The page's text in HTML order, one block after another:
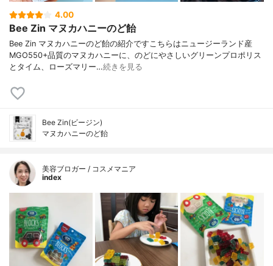
4.00
Bee Zin マヌカハニーのど飴
Bee Zin マヌカハニーのど飴の紹介ですこちらはニュージーランド産
MGO550+品質のマヌカハニーに、のどにやさしいグリーンプロポリス
とタイム、ローズマリー…続きを見る
Bee Zin(ビージン)
マヌカハニーのど飴
美容ブロガー / コスメマニア
index